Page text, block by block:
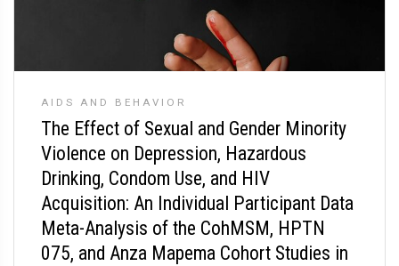
AIDS AND BEHAVIOR
The Effect of Sexual and Gender Minority
Violence on Depression, Hazardous
Drinking, Condom Use, and HIV
Acquisition: An Individual Participant Data
Meta-Analysis of the CohMSM, HPTN
075, and Anza Mapema Cohort Studies in